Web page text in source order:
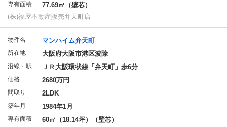
専有面積
77.69㎡（壁芯）
(株)福屋不動産販売弁天町店
物件名 マンハイム弁天町
所在地 大阪府大阪市港区波除
沿線・駅 ＪＲ大阪環状線「弁天町」歩6分
価格 2680万円
間取り 2LDK
築年月 1984年1月
専有面積
60㎡（18.14坪）（壁芯）